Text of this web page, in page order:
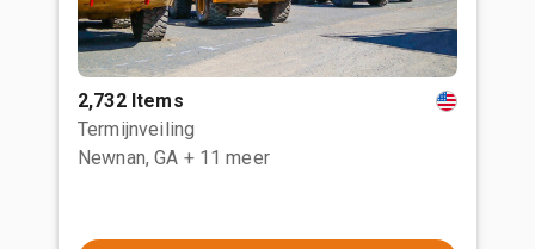
2,732 Items
Termijnveiling
Newnan, GA + 11 meer